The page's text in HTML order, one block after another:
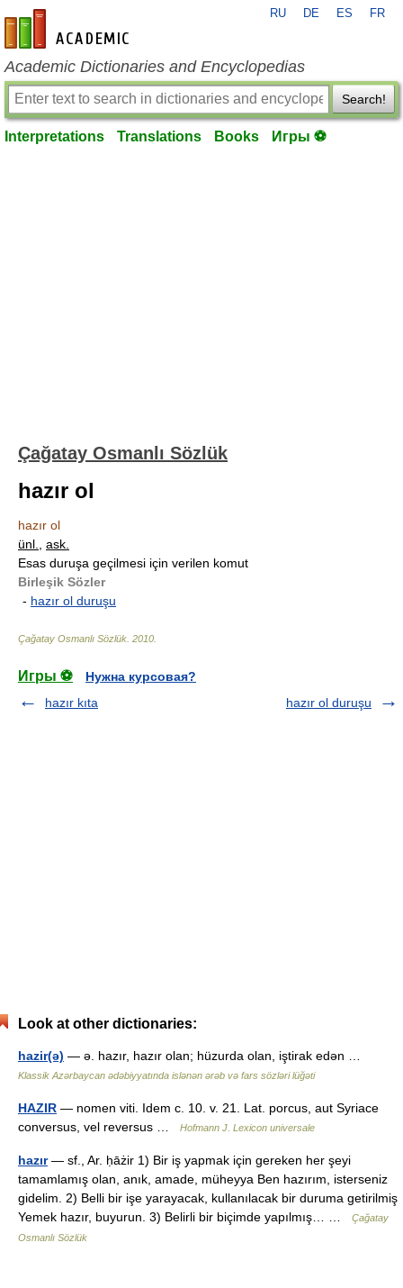
en-academic.com
RU DE ES FR
Academic Dictionaries and Encyclopedias
Search!
Interpretations Translations Books Игры ⚽
Çağatay Osmanlı Sözlük
hazır ol
hazır ol
ünl.
ask.
Esas duruşa geçilmesi için verilen komut
Birleşik Sözler
- hazır ol duruşu
Çağatay Osmanlı Sözlük 2010
Игры ⚽
Нужна курсовая?
hazır kıta
hazır ol duruşu
Look at other dictionaries:
hazir(ə) — ə. hazır, hazır olan; hüzurda olan, iştirak edən …
Klassik Azərbaycan ədəbiyyatında islənən ərəb və fars sözləri lüğəti
HAZIR — nomen viti. Idem c. 10. v. 21. Lat. porcus, aut Syriace
conversus, vel reversus …
Hofmann J. Lexicon universale
hazır— sf., Ar. ḥāżir 1) Bir iş yapmak için gereken her şeyi
tamamlamış olan, anık, amade, müheyya Ben hazırım, isterseniz
gidelim. 2) Belli bir işe yarayacak, kullanılacak bir duruma getirilmiş
Yemek hazır, buyurun. 3) Belirli bir biçimde yapılmış… …
Çağatay
Osmanlı Sözlük